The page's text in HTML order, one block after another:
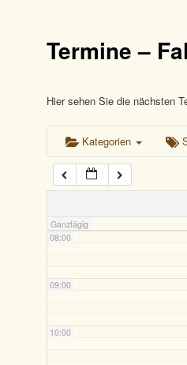
Termine –
Hier sehen Sie die nächsten
Kategorien
Ganztägig
04:00
05:00
06:00
07:00
08:00
09:00
10:00